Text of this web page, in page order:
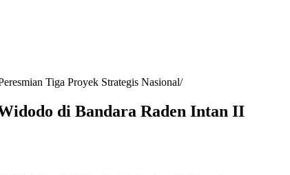
Tiga Proyek Strategis Nasional
di Bandara Raden Intan II